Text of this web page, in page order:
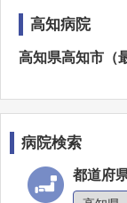
高知病院
高知県高知市（
病院検索
都道府